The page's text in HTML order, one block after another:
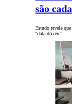
são
Estudo revela
“data-driven”.